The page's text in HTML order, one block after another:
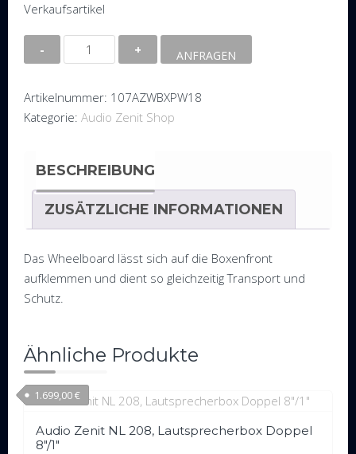
Verkaufsartikel
Wheelboard
für
Zenit
XPW
Menge
ANFRAGEN
Artikelnummer: 107AZWBXPW18
Kategorie: Audio Zenit Shop
BESCHREIBUNG
ZUSÄTZLICHE INFORMATIONEN
Das Wheelboard lässt sich auf die Boxenfront
aufklemmen und dient so gleichzeitig Transport und
Schutz.
Ähnliche Produkte
Audio Zenit NL 208, Lautsprecherbox Doppel
8″/1″
1.699,00€